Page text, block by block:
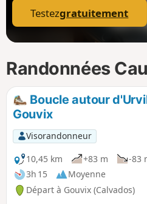
Testezgratuitement
Randonnées
Boucle autour
Gouvix
Visorandonneur
10,45 km
+83 m
-83
3h 15
Moyenne
Départ à Gouvix (Calvados)